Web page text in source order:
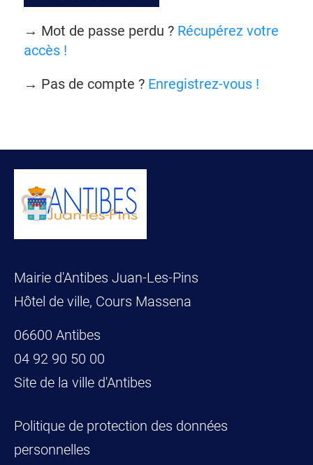
→ Mot de passe perdu ? Récupérez votre
accès !
→ Pas de compte ? Enregistrez-vous !
Mairie d'Antibes Juan-Les-Pins
Hôtel de ville, Cours Massena
06600 Antibes
04 92 90 50 00
Site de la ville d'Antibes
Politique de protection des données
personnelles